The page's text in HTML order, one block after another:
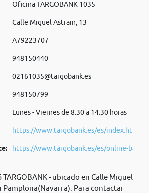
Oficina TARGOBANK 1035
Calle Miguel Astrain, 13
A79223707
948150440
02161035@targobank.es
948150799
Lunes - Viernes de 8:30 a 14:30 horas
https://www.targobank.es/es/index.html
https://www.targobank.es/es/online-ba...
TARGOBANK - ubicado en Calle Miguel
Pamplona(Navarra). Para contactar